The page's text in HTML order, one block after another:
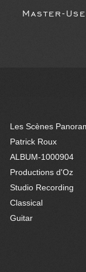
Master-
Les Scènes
Patrick Roux
ALBUM-1000904
Productions d'Oz
Studio Recording
Classical
Guitar